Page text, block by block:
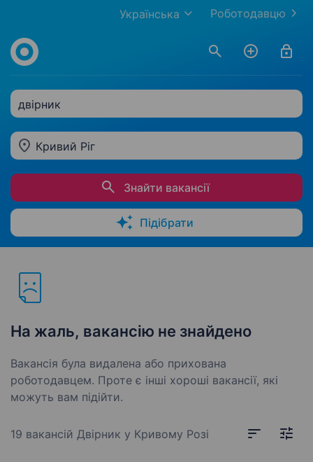
Роботодавцю
Українська
двірник
Кривий Ріг
Знайти вакансії
Підібрати
На жаль, вакансію не знайдено
Вакансія була видалена або прихована
роботодавцем. Проте є інші хороші вакансії, які
можуть вам підійти.
19 вакансій Двірник у Кривому Розі